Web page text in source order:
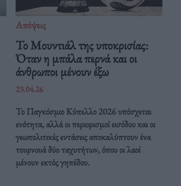
Απόψεις
Το Μουντιάλ της υποκρισίας:
Όταν η μπάλα περνά και οι
άνθρωποι μένουν έξω
23.04.26
Το Παγκόσμιο Κύπελλο 2026 υπόσχεται
ενότητα, αλλά οι περιορισμοί εισόδου και οι
γεωπολιτικές εντάσεις αποκαλύπτουν ένα
τουρνουά δύο ταχυτήτων, όπου οι λαοί
μένουν εκτός γηπέδου.